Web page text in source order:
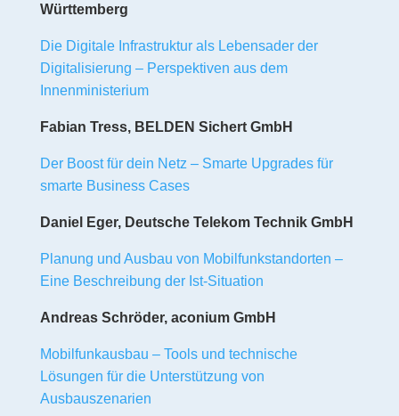
Württemberg
Die Digitale Infrastruktur als Lebensader der
Digitalisierung – Perspektiven aus dem
Innenministerium
Fabian Tress, BELDEN Sichert GmbH
Der Boost für dein Netz – Smarte Upgrades für
smarte Business Cases
Daniel Eger, Deutsche Telekom Technik GmbH
Planung und Ausbau von Mobilfunkstandorten –
Eine Beschreibung der Ist-Situation
Andreas Schröder, aconium GmbH
Mobilfunkausbau – Tools und technische
Lösungen für die Unterstützung von
Ausbauszenarien